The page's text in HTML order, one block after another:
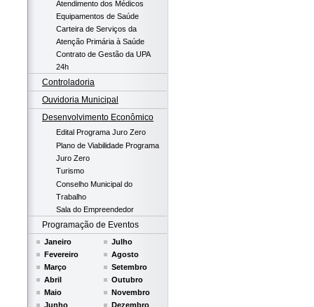
Atendimento dos Médicos
Equipamentos de Saúde
Carteira de Serviços da
Atenção Primária à Saúde
Contrato de Gestão da UPA
24h
Controladoria
Ouvidoria Municipal
Desenvolvimento Econômico
Edital Programa Juro Zero
Plano de Viabilidade Programa
Juro Zero
Turismo
Conselho Municipal do
Trabalho
Sala do Empreendedor
Programação de Eventos
Janeiro
Fevereiro
Março
Abril
Maio
Junho
Julho
Agosto
Setembro
Outubro
Novembro
Dezembro